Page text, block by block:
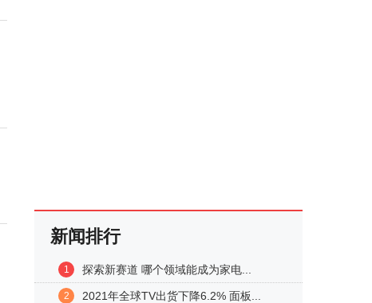
新闻排行
1 探索新赛道 哪个领域能成为家电...
2 2021年全球TV出货下降6.2% 面板...